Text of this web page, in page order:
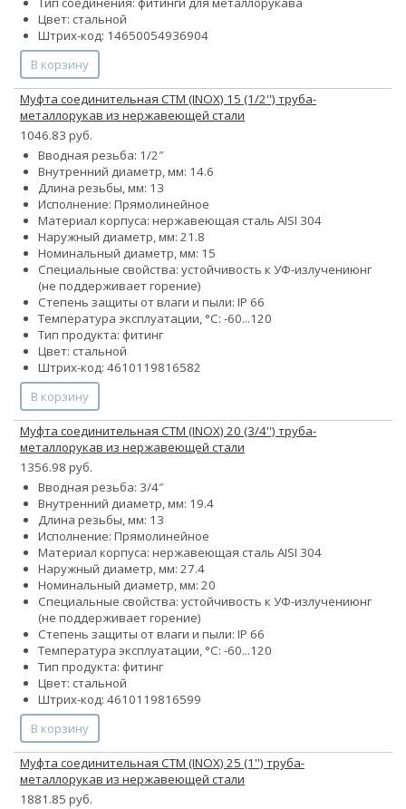
Цвет: стальной
Штрих-код: 14650054936904
В корзину
Муфта соединительная СТМ (INOX) 15 (1/2'') труба-
металлорукав из нержавеющей стали
1046.83 руб.
Вводная резьба: 1/2″
Внутренний диаметр, мм: 14.6
Длина резьбы, мм: 13
Исполнение: Прямолинейное
Материал корпуса: нержавеющая сталь AISI 304
Наружный диаметр, мм: 21.8
Номинальный диаметр, мм: 15
Специальные свойства: устойчивость к УФ-излучениюнг
(не поддерживает горение)
Степень защиты от влаги и пыли: IP 66
Температура эксплуатации, °С: -60...120
Тип продукта: фитинг
Цвет: стальной
Штрих-код: 4610119816582
В корзину
Муфта соединительная СТМ (INOX) 20 (3/4'') труба-
металлорукав из нержавеющей стали
1356.98 руб.
Вводная резьба: 3/4″
Внутренний диаметр, мм: 19.4
Длина резьбы, мм: 13
Исполнение: Прямолинейное
Материал корпуса: нержавеющая сталь AISI 304
Наружный диаметр, мм: 27.4
Номинальный диаметр, мм: 20
Специальные свойства: устойчивость к УФ-излучениюнг
(не поддерживает горение)
Степень защиты от влаги и пыли: IP 66
Температура эксплуатации, °С: -60...120
Тип продукта: фитинг
Цвет: стальной
Штрих-код: 4610119816599
В корзину
Муфта соединительная СТМ (INOX) 25 (1'') труба-
металлорукав из нержавеющей стали
1881.85 руб.